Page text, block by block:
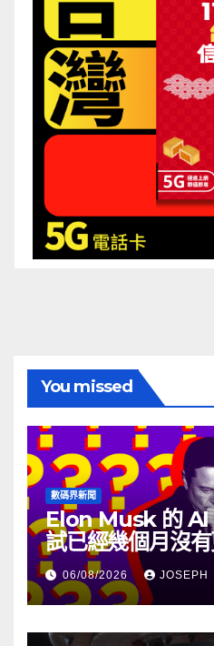
You missed
數碼界新聞
Elon Musk 的
試已經幾個月沒
06/08/2026 JOSEPH